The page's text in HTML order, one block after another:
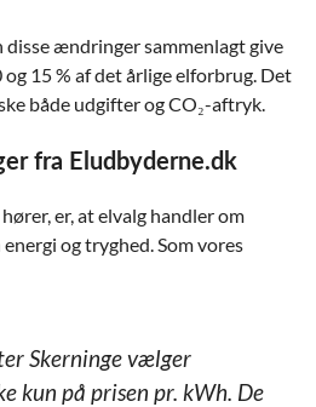
disse ændringer sammenlagt give
15 % af det årlige elforbrug. Det
både udgifter og CO₂-aftryk.
fra Eludbyderne.dk
er, at elvalg handler om
og tryghed. Som vores
Skerninge vælger
kun på prisen pr. kWh. De